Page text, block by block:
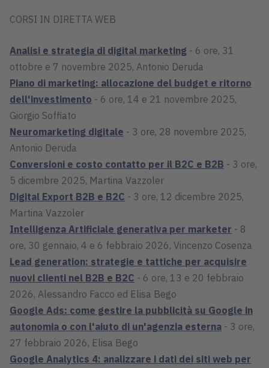
CORSI IN DIRETTA WEB
Analisi e strategia di digital marketing - 6 ore, 31
ottobre e 7 novembre 2025, Antonio Deruda
Piano di marketing: allocazione del budget e ritorno
dell'investimento - 6 ore, 14 e 21 novembre 2025,
Giorgio Soffiato
Neuromarketing digitale - 3 ore, 28 novembre 2025,
Antonio Deruda
Conversioni e costo contatto per il B2C e B2B - 3 ore,
5 dicembre 2025, Martina Vazzoler
Digital Export B2B e B2C - 3 ore, 12 dicembre 2025,
Martina Vazzoler
Intelligenza Artificiale generativa per marketer - 8
ore, 30 gennaio, 4 e 6 febbraio 2026, Vincenzo Cosenza
Lead generation: strategie e tattiche per acquisire
nuovi clienti nel B2B e B2C - 6 ore, 13 e 20 febbraio
2026, Alessandro Facco ed Elisa Bego
Google Ads: come gestire la pubblicità su Google in
autonomia o con l'aiuto di un'agenzia esterna - 3 ore,
27 febbraio 2026, Elisa Bego
Google Analytics 4: analizzare i dati dei siti web per